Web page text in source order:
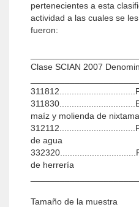
pertenecientes a esta
actividad a las cuales se
fueron:
Clase SCIAN 2007
maíz y molienda de
de agua
de herrería
Tamaño de la muestra